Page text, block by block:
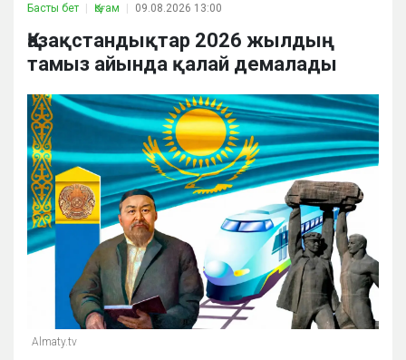
Басты бет Қоғам 09.08.2026 13:00
Қазақстандықтар 2026 жылдың
тамыз айында қалай демалады
Almaty.tv